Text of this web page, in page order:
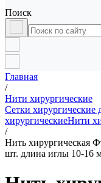
Поиск
Главная
/
Нити хирургические
Сетки хирургические
хирургическиеНити
/
Нить хирургическая
шт. длина иглы 10-16